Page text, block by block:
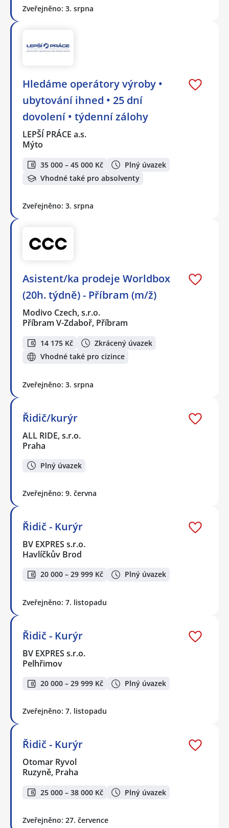
Zveřejněno: 3. srpna
Hledáme operátory výroby •
ubytování ihned • 25 dní
dovolení • týdenní zálohy
LEPŠÍ PRÁCE a.s.
Mýto
35 000 – 45 000 Kč
Plný úvazek
Vhodné také pro absolventy
Zveřejněno: 3. srpna
Asistent/ka prodeje Worldbox
(20h. týdně) - Příbram (m/ž)
Modivo Czech, s.r.o.
Příbram V-Zdaboř, Příbram
14 175 Kč
Zkrácený úvazek
Vhodné také pro cizince
Zveřejněno: 3. srpna
Řidič/kurýr
ALL RIDE, s.r.o.
Praha
Plný úvazek
Zveřejněno: 9. června
Řidič - Kurýr
BV EXPRES s.r.o.
Havlíčkův Brod
20 000 – 29 999 Kč Plný úvazek
Zveřejněno: 7. listopadu
Řidič - Kurýr
BV EXPRES s.r.o.
Pelhřimov
20 000 – 29 999 Kč Plný úvazek
Zveřejněno: 7. listopadu
Řidič - Kurýr
Otomar Ryvol
Ruzyně, Praha
25 000 – 38 000 Kč Plný úvazek
Zveřejněno: 27. července